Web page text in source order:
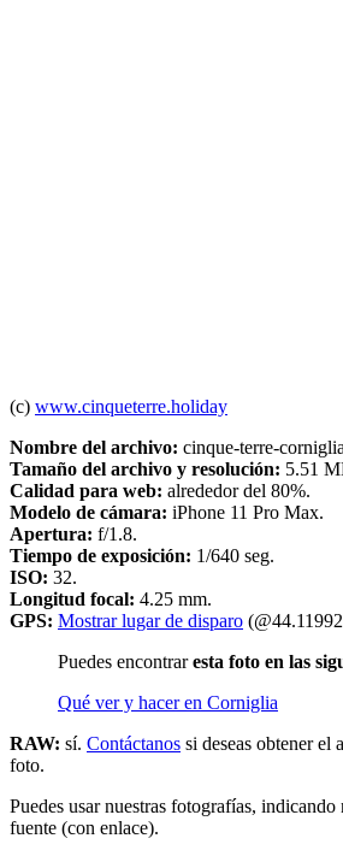
(c) www.cinqueterre.holiday
Nombre del archivo: cinque-terre-
Tamaño del archivo y resolución: 5.51
Calidad para web: alrededor del 80%.
Modelo de cámara: iPhone 11 Pro Max.
Apertura: f/1.8.
Tiempo de exposición: 1/640 seg.
ISO: 32.
Longitud focal: 4.25 mm.
GPS: Mostrar lugar de disparo
Puedes encontraresta foto en las
Qué ver y hacer en Corniglia
RAW: sí. Contáctanos si deseas obtener el
foto.
Puedes usar nuestras fotografías,
fuente (con enlace).